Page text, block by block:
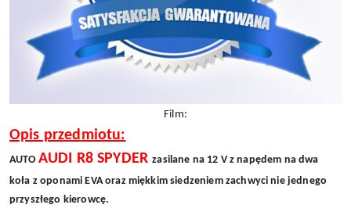
Film:
Opis przedmiotu:
AUTO AUDI R8 SPYDERzasilane na 12 V z napędem na dwa
koła z oponami EVA oraz miękkim siedzeniem zachwyci nie jednego
przyszłego kierowcę.